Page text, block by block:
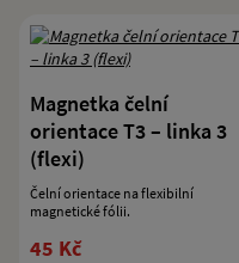
Magnetka čelní
orientace T3 – linka 3
(flexi)
Čelní orientace na flexibilní
magnetické fólii.
45 Kč